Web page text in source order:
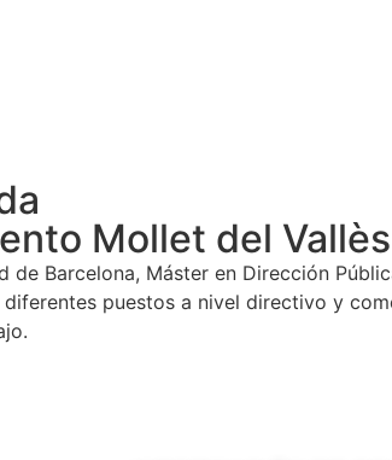
Mollet del Vallès
Barcelona, Máster en Dirección
puestos a nivel directivo y